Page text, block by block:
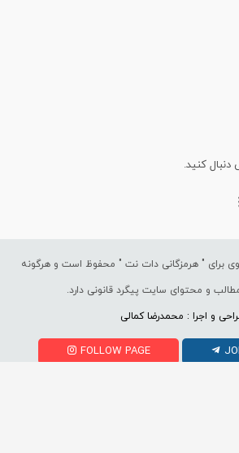
دنبال کنید.
برای " هرمزگانی دات نت " محفوظ است و هرگونه
و محتوای سایت پیگرد قانونی دارد.
و اجرا : محمدرضا کمالی
FOLLOW PAGE